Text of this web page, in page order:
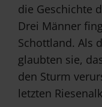
die Geschichte
Drei Männer
Schottland. Als
glaubten sie,
den Sturm
letzten